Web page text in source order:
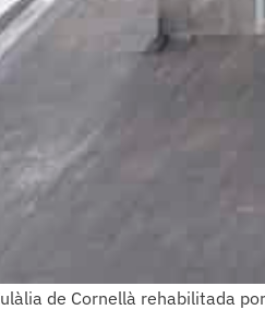
de Cornellà rehabilitada